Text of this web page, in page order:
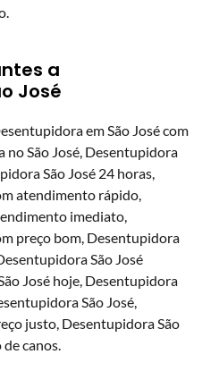
a
José
em São José com
São José, Desentupidora
São José 24 horas,
atendimento rápido,
imediato,
preço bom, Desentupidora
São José
José hoje, Desentupidora
São José,
justo, Desentupidora São
canos.